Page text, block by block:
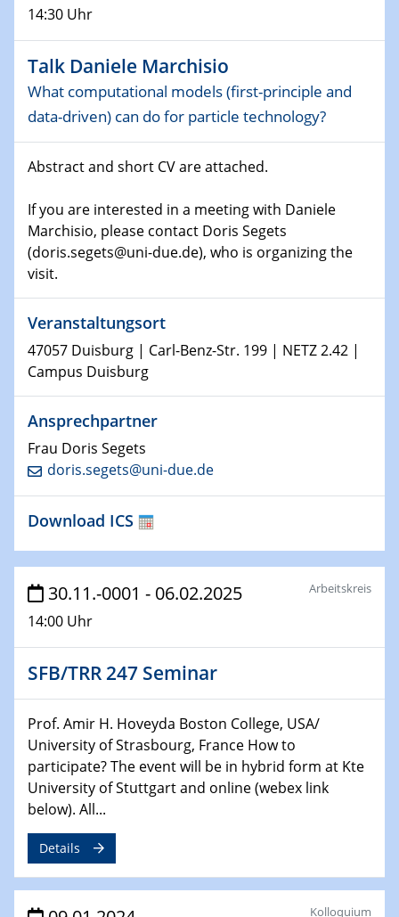
30.11.-0001 - 06.02.2025
SFB/TRR 247 Seminar
09.01.2024
Kolloquium CRC 1242
Bewerbungsvorrtag Besetzung W3-Professur
Chemie für die Wasserforschung
23.01.2024
Kolloquium CRC 1242
23.01.2024
Kolloquium CRC 1242
24.01.2024
Bewerbungsvorrtag Besetzung W3-Professur
Technische Chemie – Technisch-Makromolekulare
Bewerbungsvorrtag Besetzung W3-Professur
Technische Chemie – Technisch-Makromolekulare
29.01.2024
Bewerbungsvorrtag Besetzung W3-Professur
Technische Chemie – Technisch-Makromolekulare
Chemie für die Wasserforschung
Bewerbungsvorrtag Besetzung W3-Professur
Technische Chemie – Technisch-Makromolekulare
Chemie für die Wasserforschung
30.01.2024
WIN & CENIDE Seminar Series on 2D-
MATURE
ICAN Nutzertreffen
14:30 Uhr
Talk Daniele Marchisio
What computational models (first-principle and
data-driven) can do for particle technology?
Abstract and short CV are attached.
If you are interested in a meeting with Daniele
Marchisio, please contact Doris Segets
(doris.segets@uni-due.de), who is organizing the
visit.
Veranstaltungsort
47057 Duisburg | Carl-Benz-Str. 199 | NETZ 2.42 |
Campus Duisburg
Ansprechpartner
Frau Doris Segets
doris.segets@uni-due.de
Download ICS
30.11.-0001 - 06.02.2025
14:00 Uhr
Arbeitskreis
SFB/TRR 247 Seminar
Prof. Amir H. Hoveyda Boston College, USA/
University of Strasbourg, France How to
participate? The event will be in hybrid form at Kte
University of Stuttgart and online (webex link
below). All...
Details
Kolloquium